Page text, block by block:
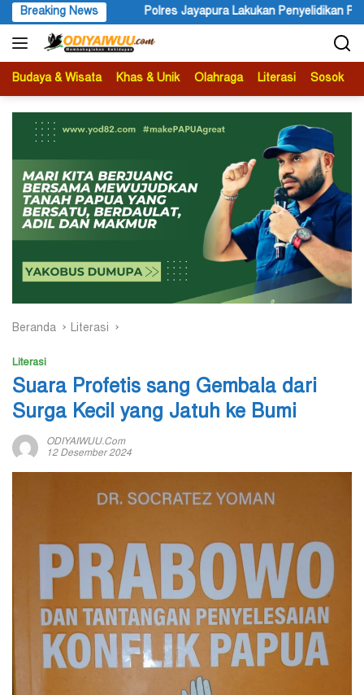
Langsung
ke
konten
Breaking News
Jayapura Lakukan Penyelidikan Pasca Keracunan Akibat Dugaan
Budaya & Wisata Khas & Unik Olahraga Literasi Sosok
Beranda Literasi
Literasi
Suara Profetis sang Gembala dari
Surga Kecil yang Jatuh ke Bumi
ODIYAIWUU.com
12 Desember 2024